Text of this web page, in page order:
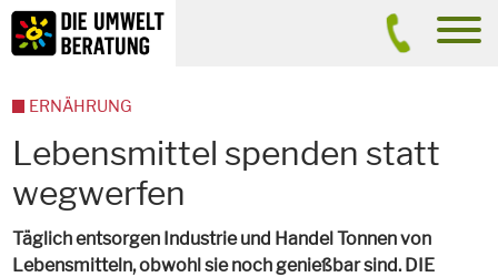
Inhalt
Suche
Lebensmittel spenden statt
wegwerfen
Täglich entsorgen Industrie und Handel Tonnen von
Lebensmitteln, obwohl sie noch genießbar sind. DIE
ERNÄHRUNG